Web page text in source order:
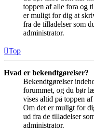
toppen af alle fora og
er muligt for dig at
fra de tilladelser som
administrator.
Top
Hvad er bekendtgørelser?
Bekendtgørelser
forummet, og du bør
vises altid på toppen
Om det er muligt for
ud fra de tilladelser
administrator.